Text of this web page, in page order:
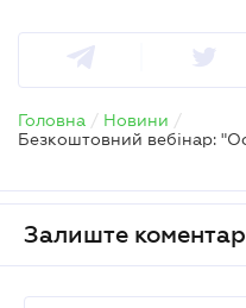
Головна / Новини /
Залиште коментар